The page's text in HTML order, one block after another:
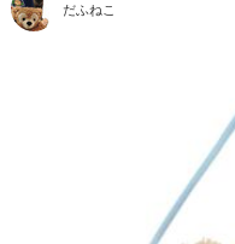
だふねこ